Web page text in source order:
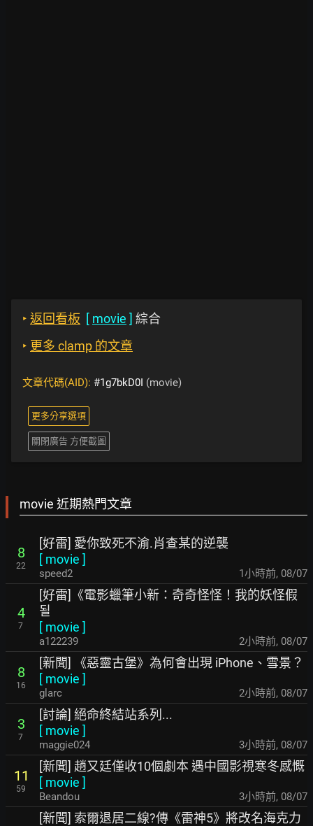
‣ 返回看板 [ movie ] 綜合
‣ 更多 clamp 的文章
文章代碼(AID): #1g7bkD0I (movie)
更多分享選項
關閉廣告 方便截圖
movie 近期熱門文章
8
22
[好雷] 愛你致死不渝.肖查某的逆襲
[ movie ]
speed2 1小時前, 08/07
4
7
[好雷]《電影蠟筆小新：奇奇怪怪！我的妖怪假
될
[ movie ]
a122239 2小時前, 08/07
8
16
[新聞] 《惡靈古堡》為何會出現 iPhone、雪景？
[ movie ]
glarc 2小時前, 08/07
3
7
[討論] 絕命終結站系列...
[ movie ]
maggie024 3小時前, 08/07
11
59
[新聞] 趙又廷僅收10個劇本 遇中國影視寒冬感慨
[ movie ]
Beandou 3小時前, 08/07
[新聞] 索爾退居二線?傳《雷神5》將改名海克力